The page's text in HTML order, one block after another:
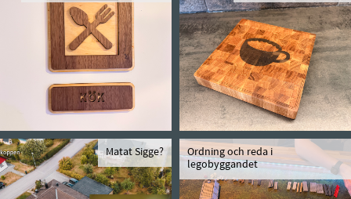
Matat Sigge?
Ordning och reda i
legobyggandet